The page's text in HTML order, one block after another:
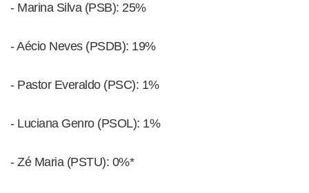
- Marina Silva (PSB): 25%
- Aécio Neves (PSDB): 19%
- Pastor Everaldo (PSC): 1%
- Luciana Genro (PSOL): 1%
- Zé Maria (PSTU): 0%*